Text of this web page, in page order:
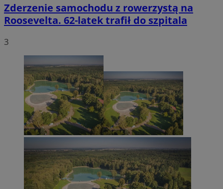
Zderzenie samochodu z rowerzystą na
Roosevelta. 62-latek trafił do szpitala
3